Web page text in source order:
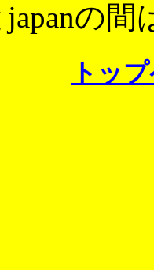
japanの
トッ